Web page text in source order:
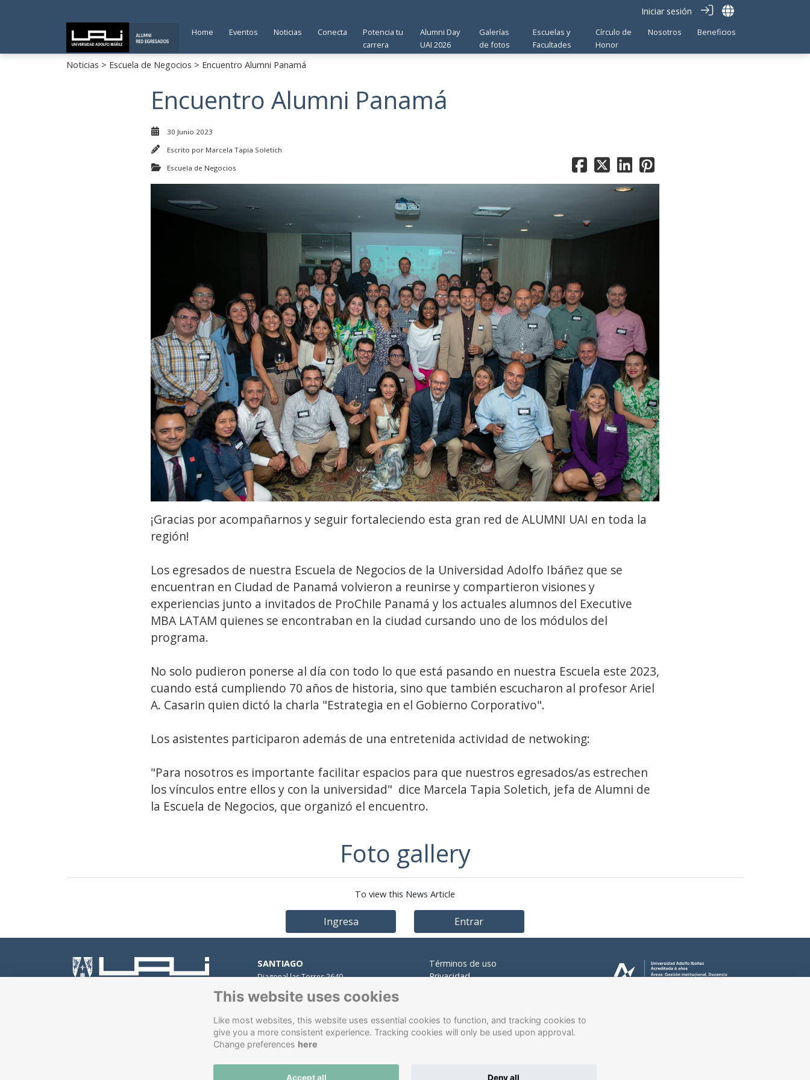
Iniciar sesión
Home Eventos Noticias Conecta
Potencia tu
carrera
Alumni Day
UAI 2026
Galerías
de fotos
Escuelas y
Facultades
Círculo de
Honor
Nosotros Beneficios
Noticias > Escuela de Negocios > Encuentro Alumni Panamá
Encuentro Alumni Panamá
30 Junio 2023
Escrito por Marcela Tapia Soletich
Escuela de Negocios
¡Gracias por acompañarnos y seguir fortaleciendo esta gran red de ALUMNI UAI en toda la
región!
Los egresados de nuestra Escuela de Negocios de la Universidad Adolfo Ibáñez que se
encuentran en Ciudad de Panamá volvieron a reunirse y compartieron visiones y
experiencias junto a invitados de ProChile Panamá y los actuales alumnos del Executive
MBA LATAM quienes se encontraban en la ciudad cursando uno de los módulos del
programa.
No solo pudieron ponerse al día con todo lo que está pasando en nuestra Escuela este 2023,
cuando está cumpliendo 70 años de historia, sino que también escucharon al profesor Ariel
A. Casarin quien dictó la charla "Estrategia en el Gobierno Corporativo".
Los asistentes participaron además de una entretenida actividad de netwoking:
"Para nosotros es importante facilitar espacios para que nuestros egresados/as estrechen
los vínculos entre ellos y con la universidad" dice Marcela Tapia Soletich, jefa de Alumni de
la Escuela de Negocios, que organizó el encuentro.
Foto gallery
To view this News Article
Ingresa Entrar
SANTIAGO
Diagonal las Torres 2640,
Peñalolén.
Av. Presidente Errázuriz 3485, Las
Condes.
Av. Santa María 5870, Vitacura.
VIÑA DEL MAR
Términos de uso
Privacidad
This website uses cookies
Like most websites, this website uses essential cookies to function, and tracking cookies to
give you a more consistent experience. Tracking cookies will only be used upon approval.
Change preferences here
Accept all Deny all